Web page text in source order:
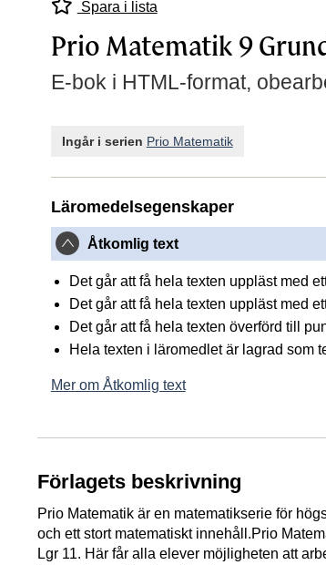
Spara i lista
Prio Matematik 9
E-bok i HTML-format,
Ingår i serien Prio Matematik
Läromedelsegenskaper
Åtkomlig text
Det går att få hela texten uppläst med
Det går att få hela texten uppläst med
Det går att få hela texten överförd till
Hela texten i läromedlet är lagrad som
Mer om Åtkomlig text
Förlagets beskrivning
Prio Matematik är en matematikserie för
och ett stort matematiskt innehåll.Prio
Lgr 11. Här får alla elever möjligheten att